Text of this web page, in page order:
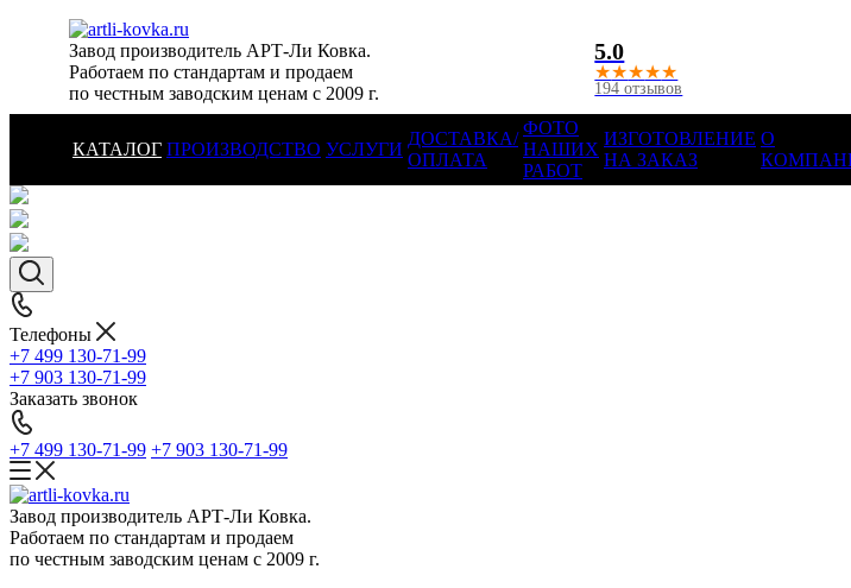
Завод производитель АРТ-Ли Ковка.
Работаем по стандартам и продаем
по честным заводским ценам с 2009 г.
5.0
★★★★★
194 отзывов
КАТАЛОГ ПРОИЗВОДСТВО УСЛУГИ
ДОСТАВКА/
ОПЛАТА
ФОТО
НАШИХ
РАБОТ
ИЗГОТОВЛЕНИЕ
НА ЗАКАЗ
О
Телефоны
+7 499 130-71-99
+7 903 130-71-99
Заказать звонок
+7 499 130-71-99 +7 903 130-71-99
Завод производитель АРТ-Ли Ковка.
Работаем по стандартам и продаем
по честным заводским ценам с 2009 г.